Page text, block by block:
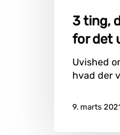
3 ting,
for det
Uvished
hvad der
9. marts